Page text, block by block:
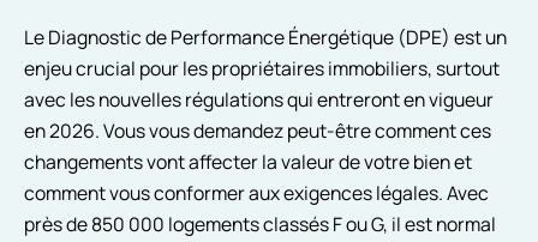
Le Diagnostic de Performance Énergétique (DPE) est un
enjeu crucial pour les propriétaires immobiliers, surtout
avec les nouvelles régulations qui entreront en vigueur
en 2026. Vous vous demandez peut-être comment ces
changements vont affecter la valeur de votre bien et
comment vous conformer aux exigences légales. Avec
près de 850 000 logements classés F ou G, il est normal